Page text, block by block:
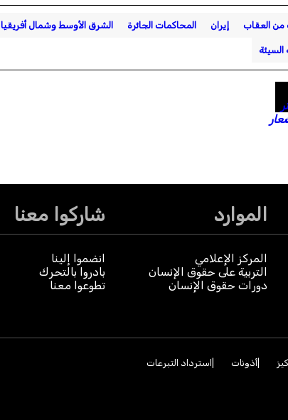
من العقاب إيران المحاكمات الجائرة الشرق الأوسط وشمال أفريقيا
الموارد
المركز الإعلامي
التربية على حقوق الإنسان
دورات حقوق الإنسان
شاركوا معنا
انضموا إلينا
بادروا بالتحرك
تطوعوا معنا
أذونات
استرداد التبرعات